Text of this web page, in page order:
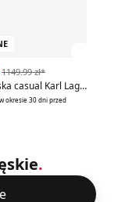
1149.99 zł*
Kurtka męska casual Karl Lagerfeld
okresie 30 dni przed
.